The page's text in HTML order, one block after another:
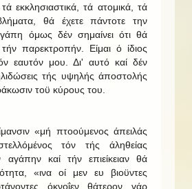
εκκλησιαστικά, τά ατομικά, τά
θά έχετε πάντοτε την
όμως δέν σημαίνει ότι θά
παρεκτροπήν. Είμαι ό ίδιος
εαυτόν μου. Δι' αυτό καί δέν
τής υψηλής άποστολής
τοϋ κύρους του.
«μή πτοούμενος άπειλάς
τόν τής άληθείας
καί τήν επιείκειαν θά
«ινα οί μεν ευ βιοϋντες
όκνοΐεν θάτερον γάρ